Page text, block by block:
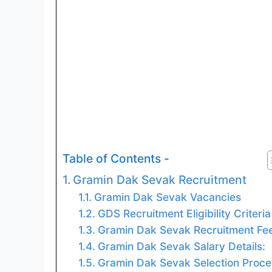
Table of Contents -
Gramin Dak Sevak Recruitment
Gramin Dak Sevak Vacancies
GDS Recruitment Eligibility Criteria
Gramin Dak Sevak Recruitment
Gramin Dak Sevak Salary Details:
Gramin Dak Sevak Selection